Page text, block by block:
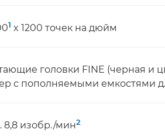
1 x 1200 точек на дюйм
головки FINE (черная и
с пополняемыми емкостями
8,8 изобр./мин2